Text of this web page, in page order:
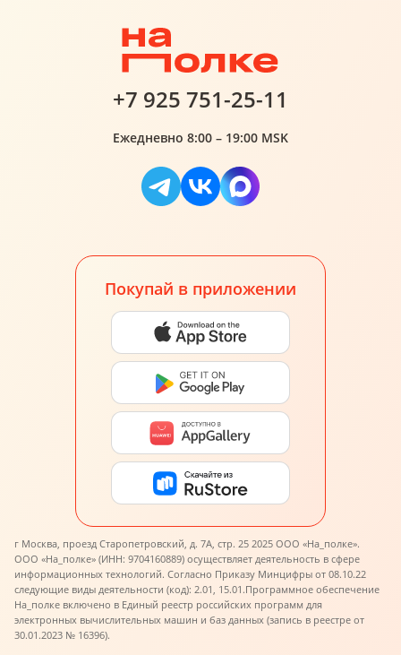
+7 925 751-25-11
Ежедневно 8:00 – 19:00 MSK
Покупай в приложении
г Москва, проезд Старопетровский, д. 7А, стр. 25 2025 ООО «На_полке».
ООО «На_полке» (ИНН: 9704160889) осуществляет деятельность в сфере
информационных технологий. Согласно Приказу Минцифры от 08.10.22
следующие виды деятельности (код): 2.01, 15.01.Программное обеспечение
На_полке включено в Единый реестр российских программ для
электронных вычислительных машин и баз данных (запись в реестре от
30.01.2023 № 16396).